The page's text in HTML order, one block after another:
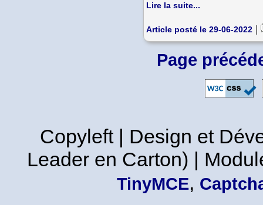
Lire la suite...
Article posté le 29-06-2022 |
Page
Copyleft | Design et
Leader en Carton) |
TinyMCE,